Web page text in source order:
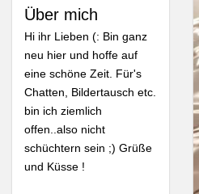
Über mich
Hi ihr Lieben (: Bin ganz
neu hier und hoffe auf
eine schöne Zeit. Für's
Chatten, Bildertausch etc.
bin ich ziemlich
offen..also nicht
schüchtern sein ;) Grüße
und Küsse !